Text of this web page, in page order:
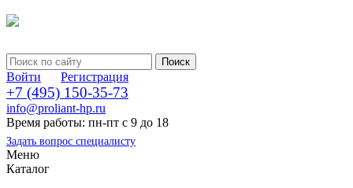
Войти Регистрация
+7 (495) 150-35-73
info@proliant-hp.ru
Время работы: пн-пт с 9 до 18
Задать вопрос специалисту
Меню
Каталог